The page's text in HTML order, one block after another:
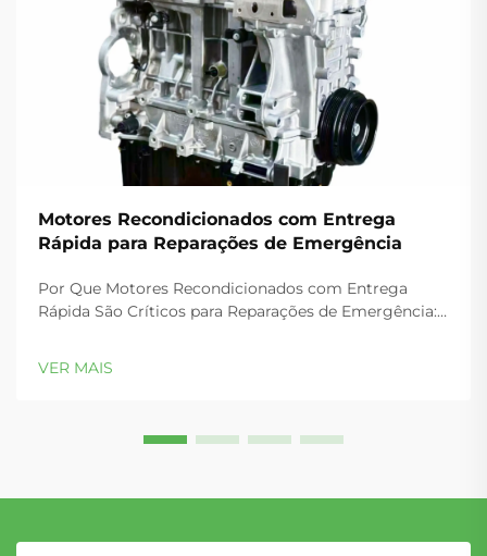
Motores Recondicionados com Entrega
Rápida para Reparações de Emergência
Por Que Motores Recondicionados com Entrega
Rápida São Críticos para Reparações de Emergência:
frotas — incluindo transporte rodoviário de longa
VER MAIS